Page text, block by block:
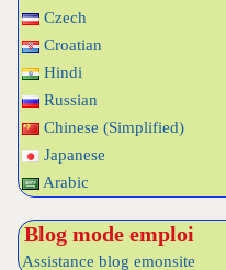
Czech
Croatian
Hindi
Russian
Chinese (Simplified)
Japanese
Arabic
Blog mode emploi
Assistance blog emonsite